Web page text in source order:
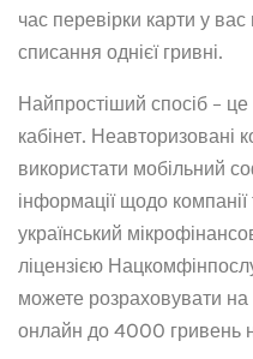
час перевірки карти у
списання однієї гривні.
Найпростіший спосіб –
кабінет. Неавторизовані
використати мобільний
інформації щодо
український
ліцензією
можете розраховувати
онлайн до 4000 гривень